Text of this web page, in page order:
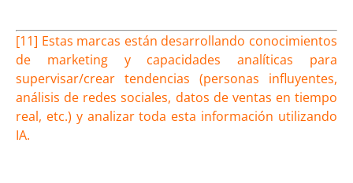
[11] Estas marcas están desarrollando conocimientos
de marketing y capacidades analíticas para
supervisar/crear tendencias (personas influyentes,
análisis de redes sociales, datos de ventas en tiempo
real, etc.) y analizar toda esta información utilizando
IA.